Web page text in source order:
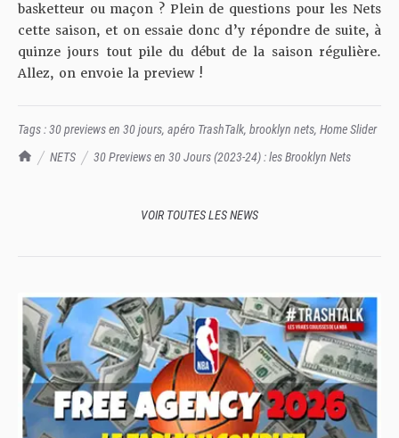
TrashTalk Actu NBA
NETS 30 Previews en 30 Jours (2023-24) : les Brooklyn Nets
basketteur ou maçon ? Plein de questions pour les Nets
cette saison, et on essaie donc d’y répondre de suite, à
quinze jours tout pile du début de la saison régulière.
Allez, on envoie la preview !
Tags :30 previews en 30 jours, apéro TrashTalk, brooklyn nets, Home Slider
VOIR TOUTES LES NEWS